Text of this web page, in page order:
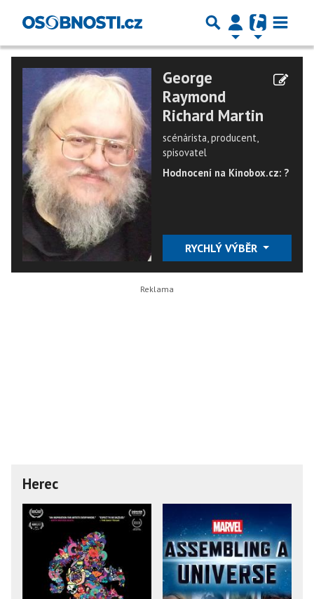
George
Raymond
Richard Martin
scénárista, producent,
spisovatel
Hodnocení na Kinobox.cz: ?
RYCHLÝ VÝBĚR
Herec